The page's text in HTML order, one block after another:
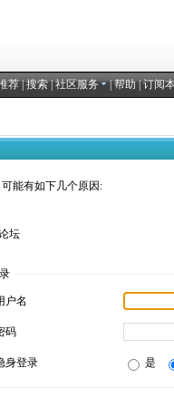
荐|搜索|社区服务 |帮助|订阅
能有如下几个原因:
坛
户名
码
身登录 是